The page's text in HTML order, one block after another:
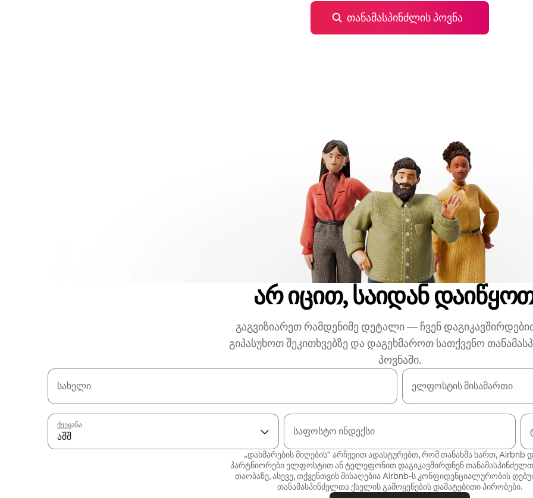
თანამასპინძლის პოვნა
არ იცით, საიდან
გაგვიზიარეთ რამდენიმე დეტალი — ჩვენ
გიპასუხოთ შეკითხვებზე და დაგეხმაროთ სათქვენო
პოვნაში.
სახელი ელფოსტის მისამართი
ქვეყანა
აშშ საფოსტო ინდექსი
„დახმარების მიღების“ არჩევით ადასტურებთ, რომ თანახმა ხართ, Airbnb
პარტნიორები ელფოსტით ან ტელეფონით დაგიკავშირდნენ
თაობაზე, ასევე, თქვენთვის მისაღებია Airbnb‑სკონფიდენციალურობის
თანამასპინძელთა ქსელის გამოყენების დამატებითი პირობები.